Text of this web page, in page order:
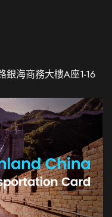
銀海商務大樓A座1-16